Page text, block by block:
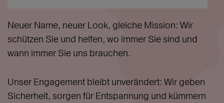
Neuer Name, neuer Look, gleiche Mission: Wir
schützen Sie und helfen, wo immer Sie sind und
wann immer Sie uns brauchen.
Unser Engagement bleibt unverändert: Wir geben
Sicherheit, sorgen für Entspannung und kümmern